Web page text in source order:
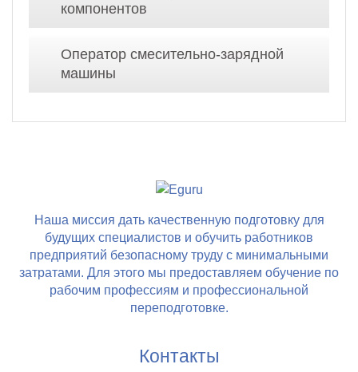
компонентов
Оператор смесительно-зарядной
машины
Наша миссия дать качественную подготовку для
будущих специалистов и обучить работников
предприятий безопасному труду с минимальными
затратами. Для этого мы предоставляем обучение по
рабочим профессиям и профессиональной
переподготовке.
Контакты